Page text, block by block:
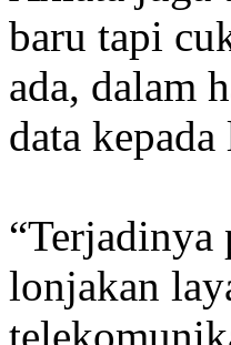
baru tapi
ada, dalam
data
“Terjadinya
lonjakan